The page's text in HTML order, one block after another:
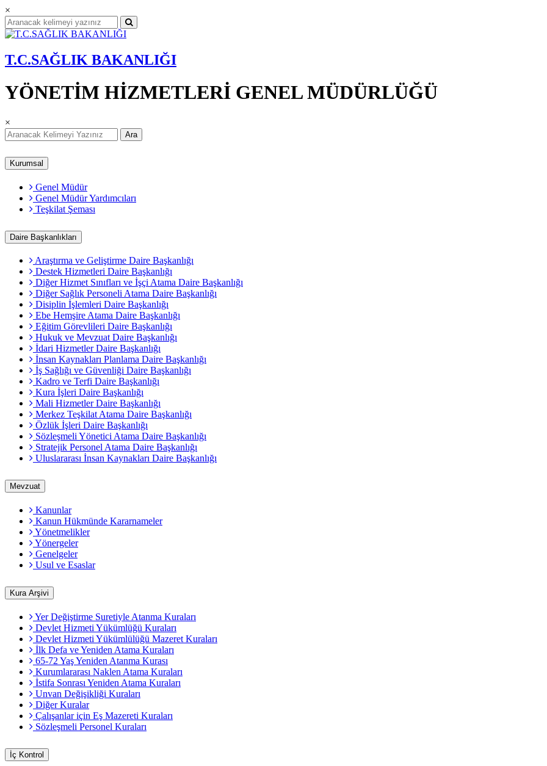
×
T.C.SAĞLIK BAKANLIĞI
YÖNETİM HİZMETLERİ GENEL MÜDÜRLÜĞÜ
×
Ara
Kurumsal
Genel Müdür
Genel Müdür Yardımcıları
Teşkilat Şeması
Daire Başkanlıkları
Araştırma ve Geliştirme Daire Başkanlığı
Destek Hizmetleri Daire Başkanlığı
Diğer Hizmet Sınıfları ve İşçi Atama Daire Başkanlığı
Diğer Sağlık Personeli Atama Daire Başkanlığı
Disiplin İşlemleri Daire Başkanlığı
Ebe Hemşire Atama Daire Başkanlığı
Eğitim Görevlileri Daire Başkanlığı
Hukuk ve Mevzuat Daire Başkanlığı
İdari Hizmetler Daire Başkanlığı
İnsan Kaynakları Planlama Daire Başkanlığı
İş Sağlığı ve Güvenliği Daire Başkanlığı
Kadro ve Terfi Daire Başkanlığı
Kura İşleri Daire Başkanlığı
Mali Hizmetler Daire Başkanlığı
Merkez Teşkilat Atama Daire Başkanlığı
Özlük İşleri Daire Başkanlığı
Sözleşmeli Yönetici Atama Daire Başkanlığı
Stratejik Personel Atama Daire Başkanlığı
Uluslararası İnsan Kaynakları Daire Başkanlığı
Mevzuat
Kanunlar
Kanun Hükmünde Kararnameler
Yönetmelikler
Yönergeler
Genelgeler
Usul ve Esaslar
Kura Arşivi
Yer Değiştirme Suretiyle Atanma Kuraları
Devlet Hizmeti Yükümlüğü Kuraları
Devlet Hizmeti Yükümlülüğü Mazeret Kuraları
İlk Defa ve Yeniden Atama Kuraları
65-72 Yaş Yeniden Atanma Kurası
Kurumlararası Naklen Atama Kuraları
İstifa Sonrası Yeniden Atama Kuraları
Unvan Değişikliği Kuraları
Diğer Kuralar
Çalışanlar için Eş Mazereti Kuraları
Sözleşmeli Personel Kuraları
İç Kontrol